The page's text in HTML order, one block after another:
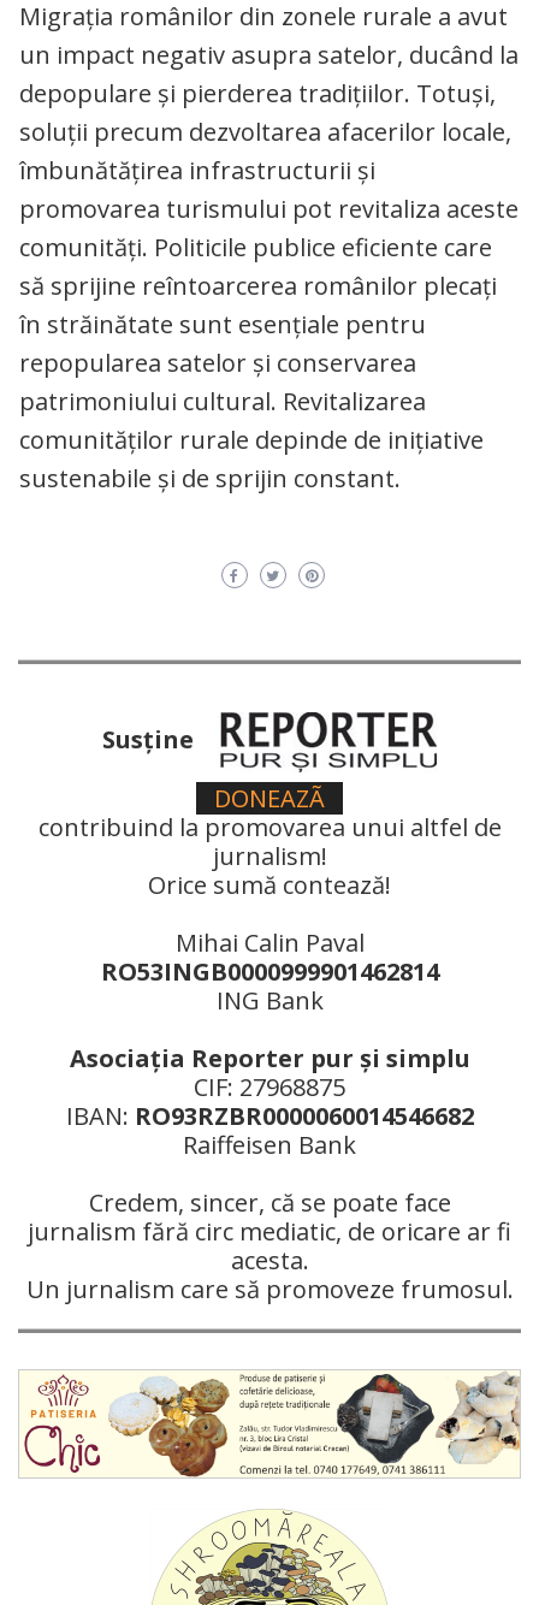
Migrația românilor din zonele rurale a avut
un impact negativ asupra satelor, ducând la
depopulare și pierderea tradițiilor. Totuși,
soluții precum dezvoltarea afacerilor locale,
îmbunătățirea infrastructurii și
promovarea turismului pot revitaliza aceste
comunități. Politicile publice eficiente care
să sprijine reîntoarcerea românilor plecați
în străinătate sunt esențiale pentru
repopularea satelor și conservarea
patrimoniului cultural. Revitalizarea
comunităților rurale depinde de inițiative
sustenabile și de sprijin constant.
Susţine
DONEAZÃ
contribuind la promovarea unui altfel de
jurnalism!
Orice sumă contează!
Mihai Calin Paval
RO53INGB0000999901462814
ING Bank
Asociaţia Reporter pur şi simplu
CIF: 27968875
IBAN: RO93RZBR0000060014546682
Raiffeisen Bank
Credem, sincer, că se poate face
jurnalism fără circ mediatic, de oricare ar fi
acesta.
Un jurnalism care să promoveze frumosul.